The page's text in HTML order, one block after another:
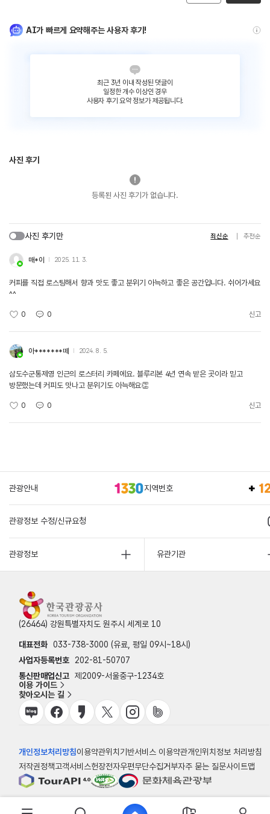
AI가 빠르게 요약해주는 사용자 후기!
최근 3년 이내 작성된 댓글이
일정한 개수 이상인 경우
사용자 후기 요약 정보가 제공됩니다.
사진 후기
등록된 사진 후기가 없습니다.
사진 후기만 최신순 추천순
매*이 2025. 11. 3.
커피를 직접 로스팅해서 향과 맛도 좋고 분위기 아늑하고 좋은 공간입니다. 쉬어가세요
^^
0 0 신고
아*******떼 2024. 8. 5.
삼도수군통제영 인근의 로스터리 카페에요. 블루리본 4년 연속 받은 곳이라 믿고
방문했는데 커피도 맛나고 분위기도 아늑해요👏
0 0 신고
관광안내 지역번호
관광정보 수정/신규요청
관광정보 유관기관
(26464) 강원특별자치도 원주시 세계로 10
대표전화 033-738-3000 (유료, 평일 09시~18시)
사업자등록번호
202-81-50707
통신판매업신고 제2009-서울중구-1234호
이용 가이드
찾아오시는 길
개인정보처리방침이용약관위치기반서비스 이용약관개인위치정보 처리방침
저작권정책고객서비스헌장전자우편무단수집거부자주 묻는 질문사이트맵
© 한국관광공사